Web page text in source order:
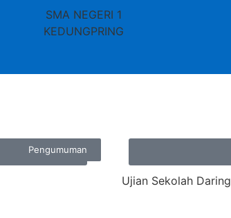
SMA NEGERI 1
KEDUNGPRING
Pengumuman
Ujian Sekolah Daring